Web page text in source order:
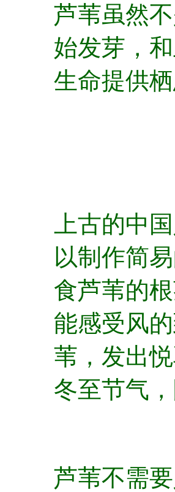
芦苇虽然
始发芽，
生命提供栖
上古的中
以制作简
食芦苇的
能感受风
苇，发出
冬至节气
芦苇不需